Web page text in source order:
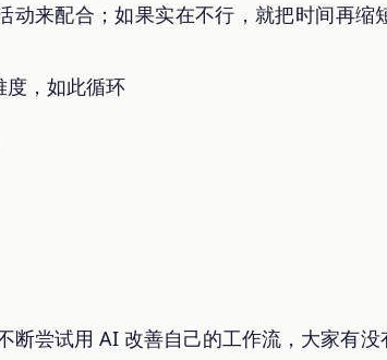
动来配合；如果实在不行，就把时间再缩
度，如此循环
尝试用 AI 改善自己的工作流，大家有没